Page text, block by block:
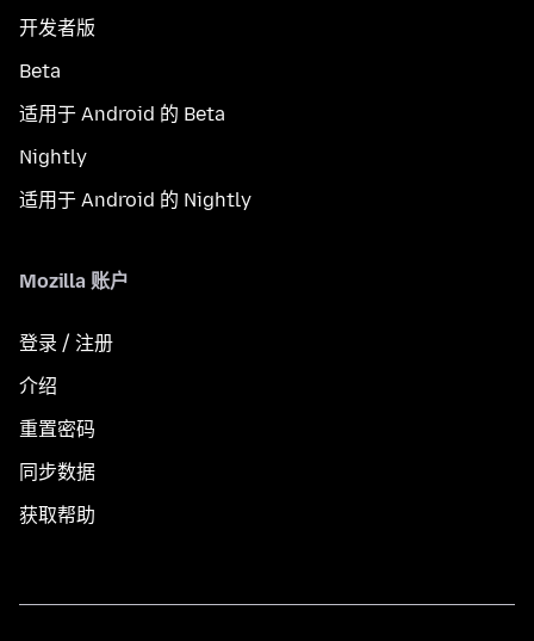
开发者版
Beta
适用于 Android 的 Beta
Nightly
适用于 Android 的 Nightly
Mozilla 账户
登录 / 注册
介绍
重置密码
同步数据
获取帮助